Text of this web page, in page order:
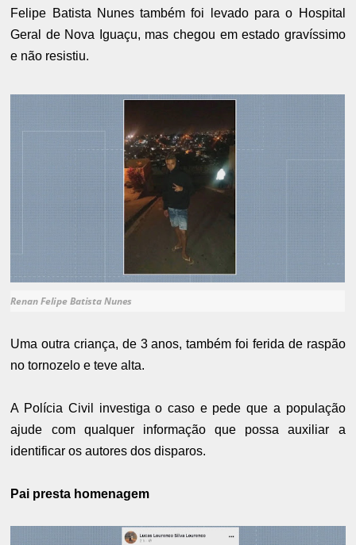
Felipe Batista Nunes também foi levado para o Hospital
Geral de Nova Iguaçu, mas chegou em estado gravíssimo
e não resistiu.
Renan Felipe Batista Nunes
Uma outra criança, de 3 anos, também foi ferida de raspão
no tornozelo e teve alta.
A Polícia Civil investiga o caso e pede que a população
ajude com qualquer informação que possa auxiliar a
identificar os autores dos disparos.
Pai presta homenagem